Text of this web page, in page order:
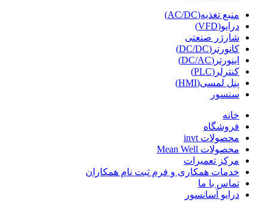
منبع تغذیه(AC/DC)
درایو(VFD)
شارژر صنعتی
کانورتر(DC/DC)
اینورتر(DC/AC)
کنترلر(PLC)
پنل لمسی(HMI)
سنسور
خانه
فروشگاه
محصولات invt
محصولات Mean Well
مرکز تعمیرات
خدمات همکاری و فرم ثبت نام همکاران
تماس با ما
درایو آسانسور